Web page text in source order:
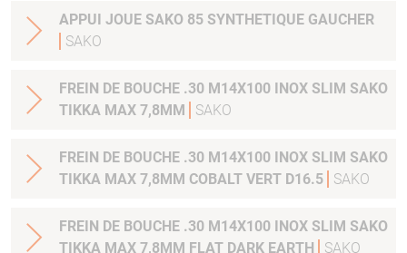
APPUI JOUE SAKO 85 SYNTHETIQUE GAUCHER
SAKO
FREIN DE BOUCHE .30 M14X100 INOX SLIM SAKO
TIKKA MAX 7,8MM
SAKO
FREIN DE BOUCHE .30 M14X100 INOX SLIM SAKO
TIKKA MAX 7,8MM COBALT VERT D16.5
SAKO
FREIN DE BOUCHE .30 M14X100 INOX SLIM SAKO
TIKKA MAX 7,8MM FLAT DARK EARTH
SAKO